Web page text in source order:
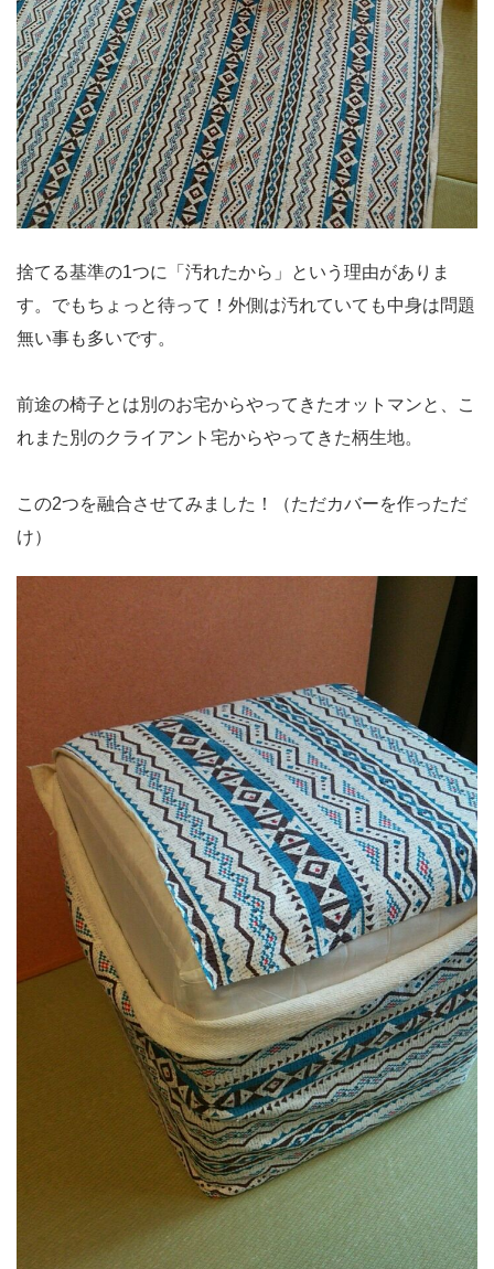
捨てる基準の1つに「汚れたから」という理由がありま
す。でもちょっと待って！外側は汚れていても中身は問題
無い事も多いです。
前途の椅子とは別のお宅からやってきたオットマンと、こ
れまた別のクライアント宅からやってきた柄生地。
この2つを融合させてみました！（ただカバーを作っただ
け）